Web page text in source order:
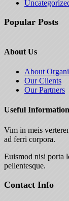
Popular Posts
About Us
About
Our Clients
Our Partners
Useful Information
Vim in meis
ad ferri corpora.
Euismod nisi porta
pellentesque.
Contact Info